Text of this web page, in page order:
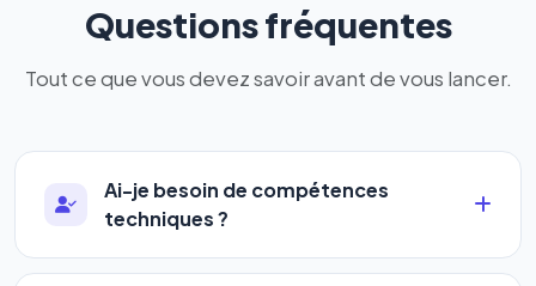
Questions fréquentes
Tout ce que vous devez savoir avant de vous lancer.
Ai-je besoin de compétences
techniques ?
Absolument pas. Notre logiciel a été conçu pour